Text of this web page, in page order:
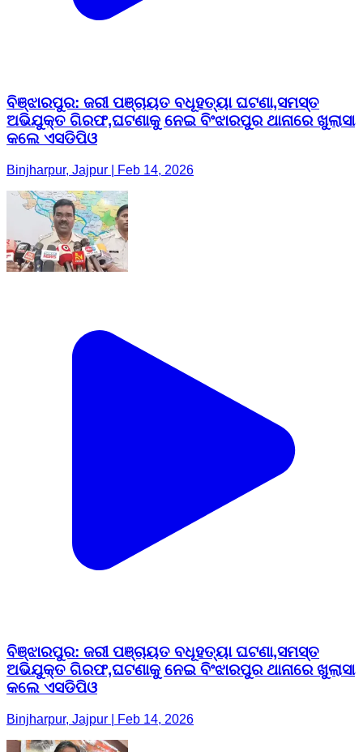
ବିଞ୍ଝାରପୁର: ଜରୀ ପଞ୍ଚାୟତ ବଧୂହତ୍ୟା ଘଟଣା,ସମସ୍ତ
ଅଭିଯୁକ୍ତ ଗିରଫ,ଘଟଣାକୁ ନେଇ ବିଂଝାରପୁର ଥାନାରେ ଖୁଲାସା
କଲେ ଏସଡିପିଓ
Binjharpur, Jajpur | Feb 14, 2026
ବିଞ୍ଝାରପୁର: ଜରୀ ପଞ୍ଚାୟତ ବଧୂହତ୍ୟା ଘଟଣା,ସମସ୍ତ
ଅଭିଯୁକ୍ତ ଗିରଫ,ଘଟଣାକୁ ନେଇ ବିଂଝାରପୁର ଥାନାରେ ଖୁଲାସା
କଲେ ଏସଡିପିଓ
Binjharpur, Jajpur | Feb 14, 2026